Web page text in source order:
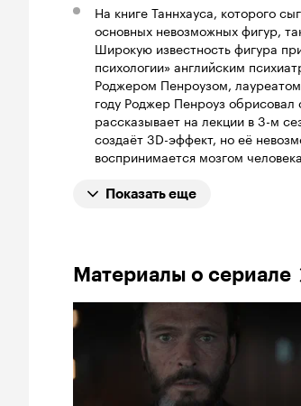
На книге Таннхауса, которого
основных невозможных фигур,
Широкую известность фигура
психологии» английским
Роджером Пенроузом,
году Роджер Пенроуз
рассказывает на лекции в 3-м
создаёт 3D-эффект, но её
воспринимается мозгом
Показать еще
Материалы о сериале